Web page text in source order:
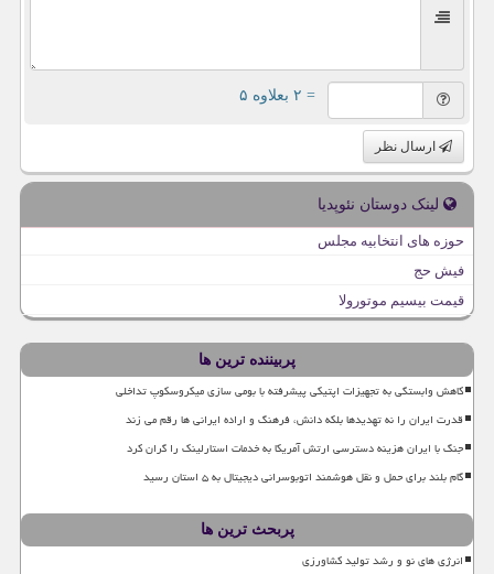
= ۲ بعلاوه ۵
ارسال نظر
لینک دوستان نئوپدیا
حوزه های انتخابیه مجلس
فیش حج
قیمت بیسیم موتورولا
پربیننده ترین ها
کاهش وابستگی به تجهیزات اپتیکی پیشرفته با بومی سازی میکروسکوپ تداخلی
قدرت ایران را نه تهدیدها بلکه دانش، فرهنگ و اراده ایرانی ها رقم می زند
جنگ با ایران هزینه دسترسی ارتش آمریکا به خدمات استارلینک را گران کرد
گام بلند برای حمل و نقل هوشمند اتوبوسرانی دیجیتال به ۵ استان رسید
پربحث ترین ها
انرژی های نو و رشد تولید کشاورزی